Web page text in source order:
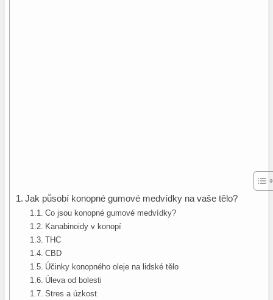
Jak působí konopné gumové medvídky na vaše tělo?
Co jsou konopné gumové medvídky?
Kanabinoidy v konopí
THC
CBD
Účinky konopného oleje na lidské tělo
Úleva od bolesti
Stres a úzkost